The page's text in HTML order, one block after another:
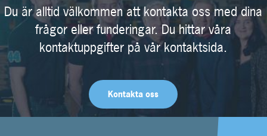
Du är alltid välkommen att kontakta oss med dina
frågor eller funderingar. Du hittar våra
kontaktuppgifter på vår kontaktsida.
Kontakta oss